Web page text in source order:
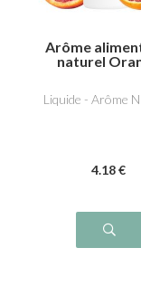
Arôme
naturel
Liquide - Arôme
4.18 €